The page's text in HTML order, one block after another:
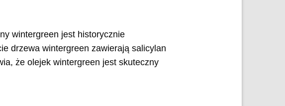
wintergreen jest historycznie
drzewa wintergreen zawierają salicylan
że ​​olejek wintergreen jest skuteczny